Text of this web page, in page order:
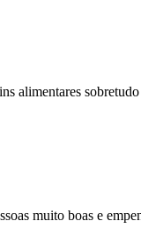
alimentares sobretudo
muito boas e